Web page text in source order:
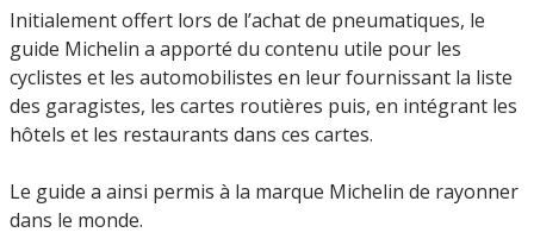
Initialement offert lors de l’achat de pneumatiques, le
guide Michelin a apporté du contenu utile pour les
cyclistes et les automobilistes en leur fournissant la liste
des garagistes, les cartes routières puis, en intégrant les
hôtels et les restaurants dans ces cartes.
Le guide a ainsi permis à la marque Michelin de rayonner
dans le monde.